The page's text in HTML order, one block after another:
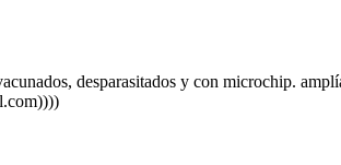
desparasitados y con microchip.